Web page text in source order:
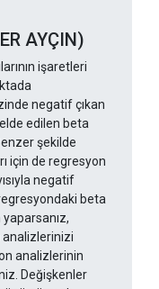
AYÇIN)
işaretleri
negatif çıkan
edilen beta
şekilde
için de regresyon
negatif
beta
analizlerinizi
analizlerinin
Değişkenler